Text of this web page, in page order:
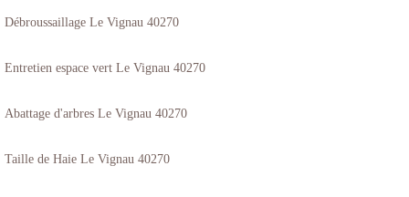
Débroussaillage Le Vignau 40270
Entretien espace vert Le Vignau 40270
Abattage d'arbres Le Vignau 40270
Taille de Haie Le Vignau 40270